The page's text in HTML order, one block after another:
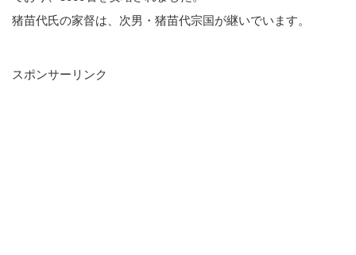
猪苗代氏の家督は、次男・猪苗代宗国が継いでいます。
スポンサーリンク